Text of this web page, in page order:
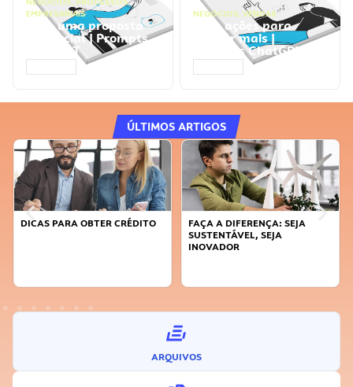
NEGÓCIOS, PROCESSOS
EMPRESARIAIS
Faça uma proposta
comercial | Prompts
ChatGPT
NEGÓCIOS, VENDAS
Faça ações para
vender mais |
Prompts ChatGPT
ÚLTIMOS ARTIGOS
DICAS PARA OBTER CRÉDITO
FAÇA A DIFERENÇA: SEJA
SUSTENTÁVEL, SEJA
INOVADOR
ARQUIVOS